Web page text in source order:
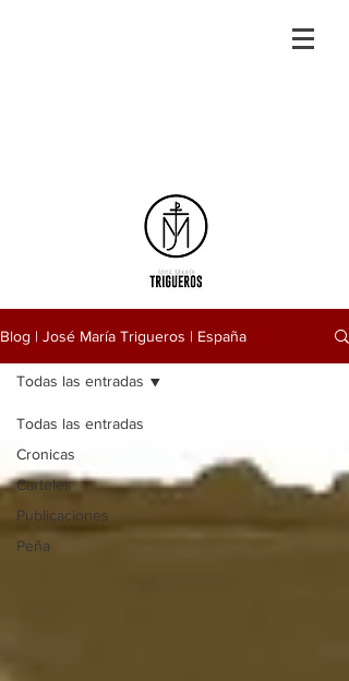
Blog | José María Trigueros | España
Todas las entradas
Cronicas
Carteles
Publicaciones
Peña
Todas las entradas